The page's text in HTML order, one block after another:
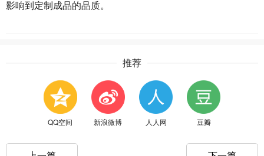
影响到定制成品的品质。
推荐
QQ空间 新浪微博 人人网 豆瓣